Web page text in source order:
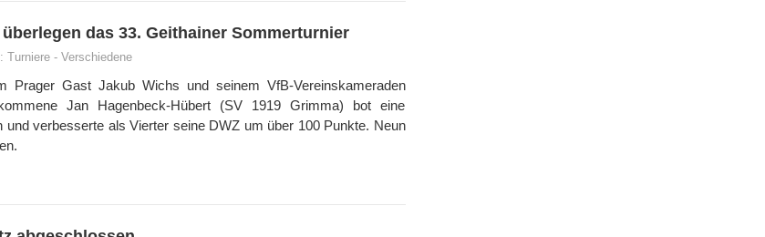
das 33. Geithainer Sommerturnier
Turniere - Verschiedene
Gast Jakub Wichs und seinem VfB-Vereinskameraden
Jan Hagenbeck-Hübert (SV 1919 Grimma) bot eine
verbesserte als Vierter seine DWZ um über 100 Punkte. Neun